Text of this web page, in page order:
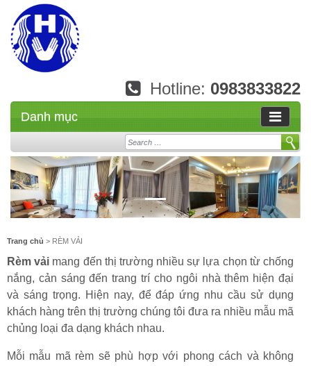
Hotline: 0983833822
Danh mục
Search
Trang chủ > RÈM VẢI
Rèm vải mang đến thị trường nhiều sự lựa chọn từ chống
nắng, cản sáng đến trang trí cho ngôi nhà thêm hiện đại
và sáng trọng. Hiện nay, để đáp ứng nhu cầu sử dụng
khách hàng trên thị trường chúng tôi đưa ra nhiều mẫu mã
chủng loại đa dạng khách nhau.
Mỗi mẫu mã rèm sẽ phù hợp với phong cách và không